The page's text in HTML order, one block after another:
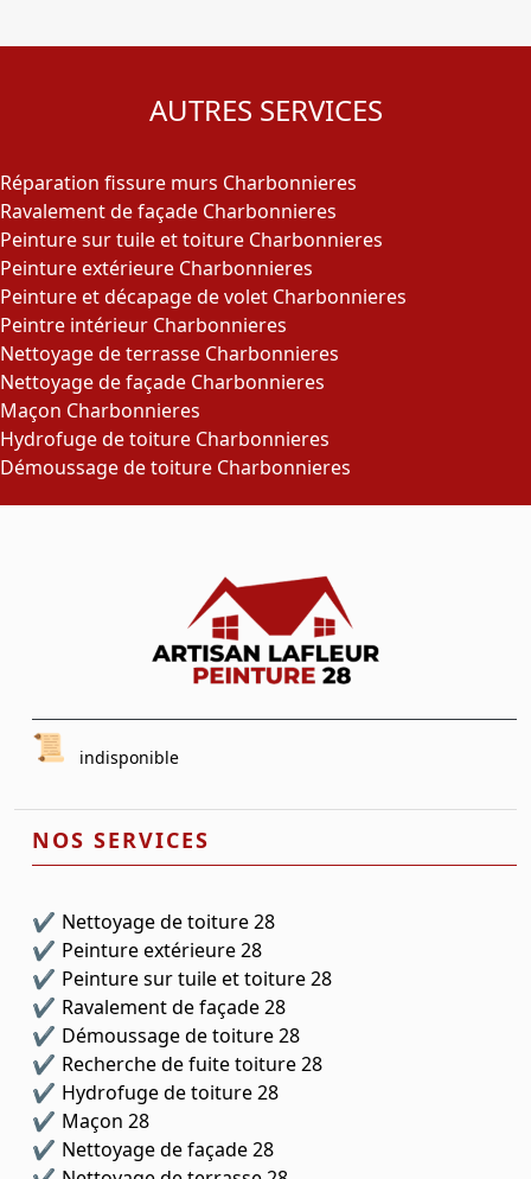
AUTRES SERVICES
Réparation fissure murs Charbonnieres
Ravalement de façade Charbonnieres
Peinture sur tuile et toiture Charbonnieres
Peinture extérieure Charbonnieres
Peinture et décapage de volet Charbonnieres
Peintre intérieur Charbonnieres
Nettoyage de terrasse Charbonnieres
Nettoyage de façade Charbonnieres
Maçon Charbonnieres
Hydrofuge de toiture Charbonnieres
Démoussage de toiture Charbonnieres
indisponible
NOS SERVICES
Nettoyage de toiture 28
Peinture extérieure 28
Peinture sur tuile et toiture 28
Ravalement de façade 28
Démoussage de toiture 28
Recherche de fuite toiture 28
Hydrofuge de toiture 28
Maçon 28
Nettoyage de façade 28